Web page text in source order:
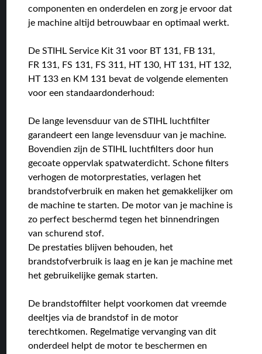
componenten en onderdelen en zorg je ervoor dat
je machine altijd betrouwbaar en optimaal werkt.
De STIHL Service Kit 31 voor BT 131, FB 131,
FR 131, FS 131, FS 311, HT 130, HT 131, HT 132,
HT 133 en KM 131 bevat de volgende elementen
voor een standaardonderhoud:
De lange levensduur van de STIHL luchtfilter
garandeert een lange levensduur van je machine.
Bovendien zijn de STIHL luchtfilters door hun
gecoate oppervlak spatwaterdicht. Schone filters
verhogen de motorprestaties, verlagen het
brandstofverbruik en maken het gemakkelijker om
de machine te starten. De motor van je machine is
zo perfect beschermd tegen het binnendringen
van schurend stof.
De prestaties blijven behouden, het
brandstofverbruik is laag en je kan je machine met
het gebruikelijke gemak starten.
De brandstoffilter helpt voorkomen dat vreemde
deeltjes via de brandstof in de motor
terechtkomen. Regelmatige vervanging van dit
onderdeel helpt de motor te beschermen en